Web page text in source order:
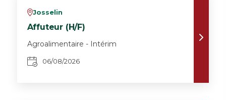
vJosselin
Affuteur (H/F)
Agroalimentaire - Intérim
06/08/2026